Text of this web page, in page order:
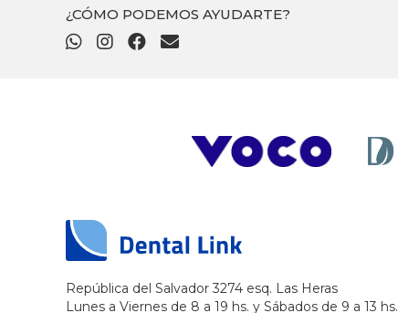
¿CÓMO PODEMOS AYUDARTE?
República del Salvador 3274 esq. Las Heras
Lunes a Viernes de 8 a 19 hs. y Sábados de 9 a 13 hs.